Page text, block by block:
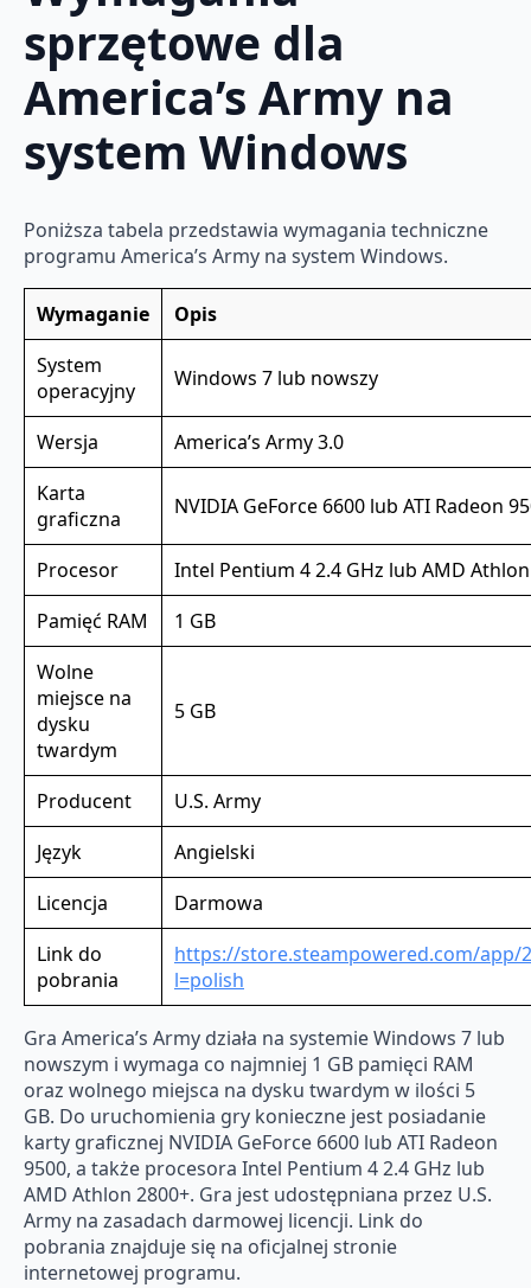
sprzętowe dla
America’s Army na
system Windows
Poniższa tabela przedstawia wymagania techniczne
programu America’s Army na system Windows.
Wymaganie
Opis
System
operacyjny
Windows 7 lub nowszy
Wersja
America’s Army 3.0
Karta
graficzna
NVIDIA GeForce 6600 lub ATI Radeon
Procesor
Intel Pentium 4 2.4 GHz lub AMD
Pamięć RAM
1 GB
Wolne
miejsce na
dysku
twardym
5 GB
Producent
U.S. Army
Język
Angielski
Licencja
Darmowa
Link do
pobrania
https://store.steampowered.com/app/
l=polish
Gra America’s Army działa na systemie Windows 7 lub
nowszym i wymaga co najmniej 1 GB pamięci RAM
oraz wolnego miejsca na dysku twardym w ilości 5
GB. Do uruchomienia gry konieczne jest posiadanie
karty graficznej NVIDIA GeForce 6600 lub ATI Radeon
9500, a także procesora Intel Pentium 4 2.4 GHz lub
AMD Athlon 2800+. Gra jest udostępniana przez U.S.
Army na zasadach darmowej licencji. Link do
pobrania znajduje się na oficjalnej stronie
internetowej programu.